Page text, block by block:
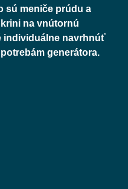
sú meniče prúdu a
na vnútornú
individuálne navrhnúť
generátora.